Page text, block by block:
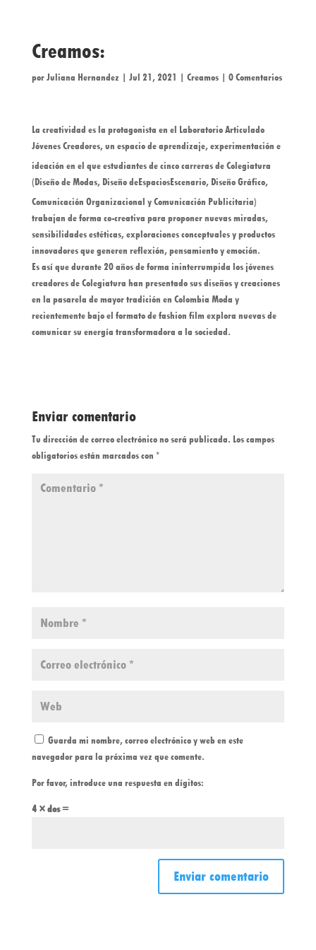
Creamos:
porJuliana Hernandez | Jul 21, 2021 | Creamos| 0 Comentarios
La creatividad es la protagonista en el Laboratorio Articulado
Jóvenes Creadores, un espacio de aprendizaje, experimentación e
ideación en el que estudiantes de cinco carreras de Colegiatura
(Diseño de Modas, Diseño deEspaciosEscenario, Diseño Gráfico,
Comunicación Organizacional y Comunicación Publicitaria)
trabajan de forma co-creativa para proponer nuevas miradas,
sensibilidades estéticas, exploraciones conceptuales y productos
innovadores que generen reflexión, pensamiento y emoción.
Es así que durante 20 años de forma ininterrumpida los jóvenes
creadores de Colegiatura han presentado sus diseños y creaciones
en la pasarela de mayor tradición en Colombia Moda y
recientemente bajo el formato de fashion film explora nuevas de
comunicar su energía transformadora a la sociedad.
Enviar comentario
Tu dirección de correo electrónico no será publicada. Los campos
obligatorios están marcados con *
Guarda mi nombre, correo electrónico y web en este
navegador para la próxima vez que comente.
Por favor, introduce una respuesta en dígitos:
4 × dos =